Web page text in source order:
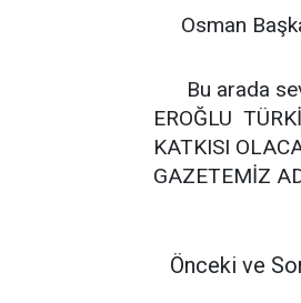
Osman
Bu arada
EROĞLU
KATKISI
GAZETEMİZ
Önceki ve